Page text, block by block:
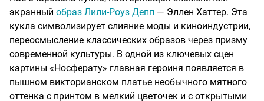
экранный образ Лили-Роуз Депп — Эллен Хаттер. Эта
кукла символизирует слияние моды и киноиндустрии,
переосмысление классических образов через призму
современной культуры. В одной из ключевых сцен
картины «Носферату» главная героиня появляется в
пышном викторианском платье необычного мятного
оттенка с принтом в мелкий цветочек и с открытыми